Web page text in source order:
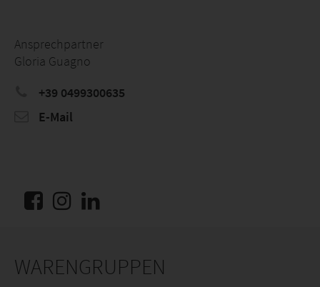
Ansprechpartner
Gloria Guagno
+39 0499300635
E-Mail
WARENGRUPPEN